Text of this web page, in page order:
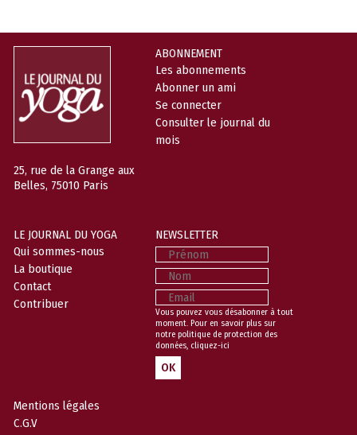
25, rue de la Grange aux
Belles, 75010 Paris
ABONNEMENT
Les abonnements
Abonner un ami
Se connecter
Consulter le journal du
mois
LE JOURNAL DU YOGA
Qui sommes-nous
La boutique
Contact
Contribuer
NEWSLETTER
Prénom
Nom
Email
Vous pouvez vous désabonner à tout
moment. Pour en savoir plus sur
notre politique de protection des
données, cliquez-ici
Mentions légales
C.G.V